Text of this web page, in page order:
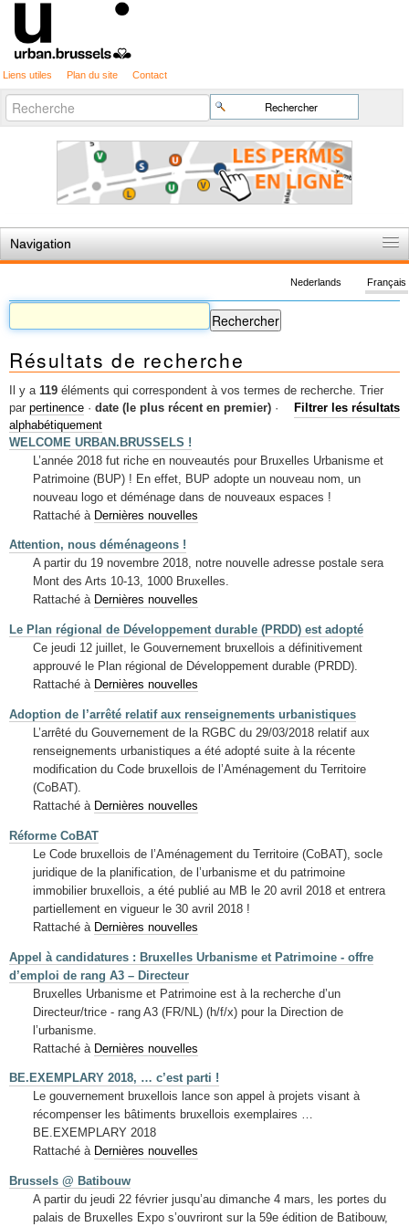
Liens utiles Plan du site Contact
Chercher par
Recherche
avancée…
Navigation
Règles du jeu
Permis d'urbanisme
Cartographie
Etudes et publications
Mots-clés
Renseignements urbanistiques
Français
Nederlands
Résultats de recherche
Il y a 119 éléments qui correspondent à vos termes de recherche.
Filtrer les résultats
Trier
par pertinence · date (le plus récent en premier) ·
alphabétiquement
WELCOME URBAN.BRUSSELS !
L’année 2018 fut riche en nouveautés pour Bruxelles Urbanisme et
Patrimoine (BUP) ! En effet, BUP adopte un nouveau nom, un
nouveau logo et déménage dans de nouveaux espaces !
Rattaché à Dernières nouvelles
Attention, nous déménageons !
A partir du 19 novembre 2018, notre nouvelle adresse postale sera
Mont des Arts 10-13, 1000 Bruxelles.
Rattaché à Dernières nouvelles
Le Plan régional de Développement durable (PRDD) est adopté
Ce jeudi 12 juillet, le Gouvernement bruxellois a définitivement
approuvé le Plan régional de Développement durable (PRDD).
Rattaché à Dernières nouvelles
Adoption de l’arrêté relatif aux renseignements urbanistiques
L’arrêté du Gouvernement de la RGBC du 29/03/2018 relatif aux
renseignements urbanistiques a été adopté suite à la récente
modification du Code bruxellois de l’Aménagement du Territoire
(CoBAT).
Rattaché à Dernières nouvelles
Réforme CoBAT
Le Code bruxellois de l’Aménagement du Territoire (CoBAT), socle
juridique de la planification, de l’urbanisme et du patrimoine
immobilier bruxellois, a été publié au MB le 20 avril 2018 et entrera
partiellement en vigueur le 30 avril 2018 !
Rattaché à Dernières nouvelles
Appel à candidatures : Bruxelles Urbanisme et Patrimoine - offre
d’emploi de rang A3 – Directeur
Bruxelles Urbanisme et Patrimoine est à la recherche d’un
Directeur/trice - rang A3 (FR/NL) (h/f/x) pour la Direction de
l’urbanisme.
Rattaché à Dernières nouvelles
BE.EXEMPLARY 2018, … c’est parti !
Le gouvernement bruxellois lance son appel à projets visant à
récompenser les bâtiments bruxellois exemplaires …
BE.EXEMPLARY 2018
Rattaché à Dernières nouvelles
Brussels @ Batibouw
A partir du jeudi 22 février jusqu’au dimanche 4 mars, les portes du
palais de Bruxelles Expo s’ouvriront sur la 59e édition de Batibouw,